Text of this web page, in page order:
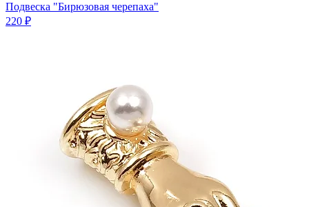
Подвеска "Бирюзовая черепаха"
220 ₽